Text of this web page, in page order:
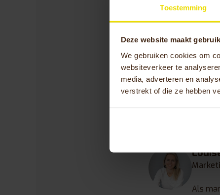
Toestemming
Deze website maakt
We gebruiken cookies om
websiteverkeer te
media, adverteren en
verstrekt of die ze hebben
Als